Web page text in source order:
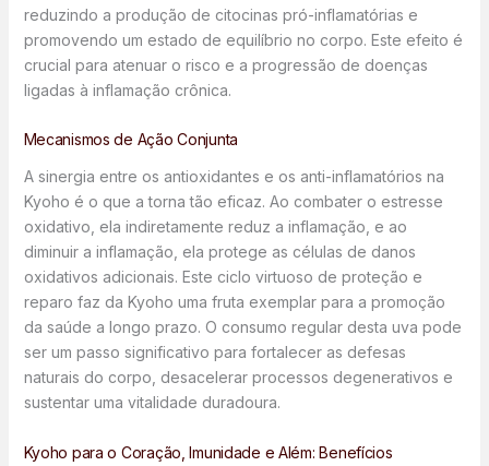
reduzindo a produção de citocinas pró-inflamatórias e
promovendo um estado de equilíbrio no corpo. Este efeito é
crucial para atenuar o risco e a progressão de doenças
ligadas à inflamação crônica.
Mecanismos de Ação Conjunta
A sinergia entre os antioxidantes e os anti-inflamatórios na
Kyoho é o que a torna tão eficaz. Ao combater o estresse
oxidativo, ela indiretamente reduz a inflamação, e ao
diminuir a inflamação, ela protege as células de danos
oxidativos adicionais. Este ciclo virtuoso de proteção e
reparo faz da Kyoho uma fruta exemplar para a promoção
da saúde a longo prazo. O consumo regular desta uva pode
ser um passo significativo para fortalecer as defesas
naturais do corpo, desacelerar processos degenerativos e
sustentar uma vitalidade duradoura.
Kyoho para o Coração, Imunidade e Além: Benefícios